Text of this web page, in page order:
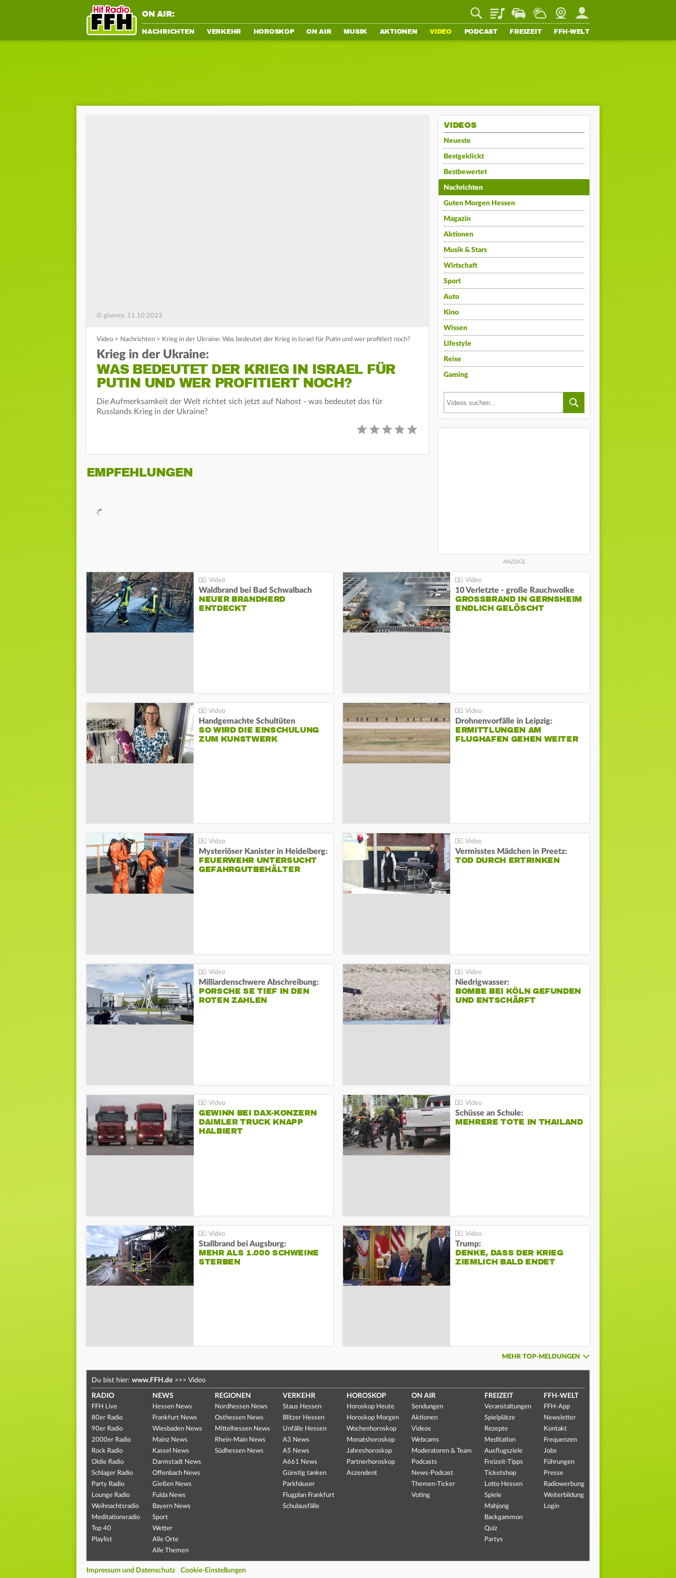
ON AIR: PlaylistStaupilotWetterWebcamMein FFH
NACHRICHTEN VERKEHR HOROSKOP ON AIR MUSIK AKTIONEN VIDEO PODCAST FREIZEIT FFH-WELT
© glomex, 11.10.2023
Video > Nachrichten > Krieg in der Ukraine: Was bedeutet der Krieg in Israel für Putin und wer profitiert noch?
Krieg in der Ukraine:
WAS BEDEUTET DER KRIEG IN ISRAEL FÜR
PUTIN UND WER PROFITIERT NOCH?
Die Aufmerksamkeit der Welt richtet sich jetzt auf Nahost - was bedeutet das für
Russlands Krieg in der Ukraine?
EMPFEHLUNGEN
VIDEOS
Neueste
Bestgeklickt
Bestbewertet
Nachrichten
Guten Morgen Hessen
Magazin
Aktionen
Musik & Stars
Wirtschaft
Sport
Auto
Kino
Wissen
Lifestyle
Reise
Gaming
Waldbrand bei Bad Schwalbach
NEUER BRANDHERD
ENTDECKT
10 Verletzte - große Rauchwolke
GROSSBRAND IN GERNSHEIM E
NDLICH GELÖSCHT
Handgemachte Schultüten
SO WIRD DIE EINSCHULUNG
ZUM KUNSTWERK
Drohnenvorfälle in Leipzig:
ERMITTLUNGEN AM
FLUGHAFEN GEHEN WEITER
Mysteriöser Kanister in Heidelberg:
FEUERWEHR UNTERSUCHT
GEFAHRGUTBEHÄLTER
Vermisstes Mädchen in Preetz:
TOD DURCH ERTRINKEN
Milliardenschwere Abschreibung:
PORSCHE SE TIEF IN DEN
ROTEN ZAHLEN
Niedrigwasser:
BOMBE BEI KÖLN GEFUNDEN
UND ENTSCHÄRFT
GEWINN BEI DAX-KONZERN
DAIMLER TRUCK KNAPP
HALBIERT
Schüsse an Schule:
MEHRERE TOTE IN THAILAND
Stallbrand bei Augsburg:
MEHR ALS 1.000 SCHWEINE
STERBEN
Trump:
DENKE, DASS DER KRIEG
ZIEMLICH BALD ENDET
MEHR TOP-MELDUNGEN
Du bist hier: www.FFH.de >>> Video
RADIO
FFH Live
80er Radio
90er Radio
2000er Radio
Rock Radio
Oldie Radio
Schlager Radio
Party Radio
Lounge Radio
Weihnachtsradio
Meditationsradio
Top 40
Playlist
NEWS
Hessen News
Frankfurt News
Wiesbaden News
Mainz News
Kassel News
Darmstadt News
Offenbach News
Gießen News
Fulda News
Bayern News
Sport
Wetter
Alle Orte
Alle Themen
REGIONEN
Nordhessen News
Osthessen News
Mittelhessen News
Rhein-Main News
Südhessen News
VERKEHR
Staus Hessen
Blitzer Hessen
Unfälle Hessen
A3 News
A5 News
A661 News
Günstig tanken
Parkhäuser
Flugplan Frankfurt
Schulausfälle
HOROSKOP
Horoskop Heute
Horoskop Morgen
Wochenhoroskop
Monatshoroskop
Jahreshoroskop
Partnerhoroskop
Aszendent
ON AIR
Sendungen
Aktionen
Videos
Webcams
Moderatoren & Team
Podcasts
News-Podcast
Themen-Ticker
Voting
FREIZEIT
Veranstaltungen
Spielplätze
Rezepte
Meditation
Ausflugsziele
Freizeit-Tipps
Ticketshop
Lotto Hessen
Spiele
Mahjong
Backgammon
Quiz
Partys
FFH-WELT
FFH-App
Newsletter
Kontakt
Frequenzen
Jobs
Führungen
Presse
Radiowerbung
Weiterbildung
Login
Impressum und Datenschutz Cookie-Einstellungen